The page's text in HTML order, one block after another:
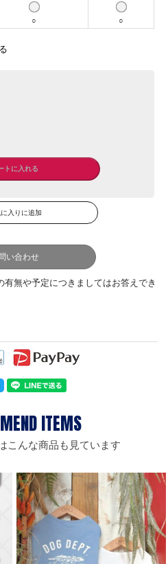
○
○
い合わせ
こんな商品も見ています